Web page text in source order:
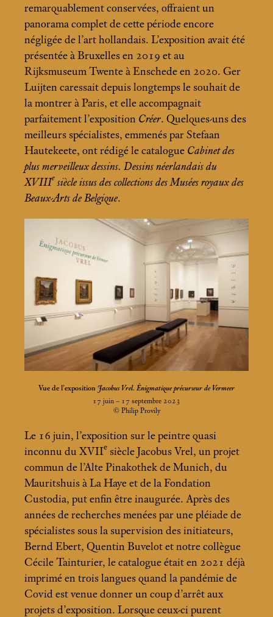
remarquablement conservées, offraient un
panorama complet de cette période encore
négligée de l’art hollandais. L’exposition avait été
présentée à Bruxelles en 2019 et au
Rijksmuseum Twente à Enschede en 2020. Ger
Luijten caressait depuis longtemps le souhait de
la montrer à Paris, et elle accompagnait
parfaitement l’exposition Créer. Quelques-uns des
meilleurs spécialistes, emmenés par Stefaan
Hautekeete, ont rédigé le catalogue Cabinet des
plus merveilleux dessins. Dessins néerlandais du
XVIIIesiècle issus des collections des Musées royaux des
Beaux-Arts de Belgique.
Vue de l’exposition Jacobus Vrel. Énigmatique précurseur de Vermeer
17 juin – 17 septembre 2023
© Philip Provily
Le 16 juin, l’exposition sur le peintre quasi
inconnu du XVIIe siècle Jacobus Vrel, un projet
commun de l’Alte Pinakothek de Munich, du
Mauritshuis à La Haye et de la Fondation
Custodia, put enfin être inaugurée. Après des
années de recherches menées par une pléiade de
spécialistes sous la supervision des initiateurs,
Bernd Ebert, Quentin Buvelot et notre collègue
Cécile Tainturier, le catalogue était en 2021 déjà
imprimé en trois langues quand la pandémie de
Covid est venue donner un coup d’arrêt aux
projets d’exposition. Lorsque ceux-ci purent